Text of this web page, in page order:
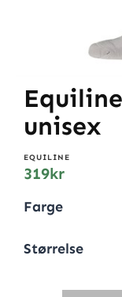
unisex
EQUILINE
319kr
Farge
Størrelse